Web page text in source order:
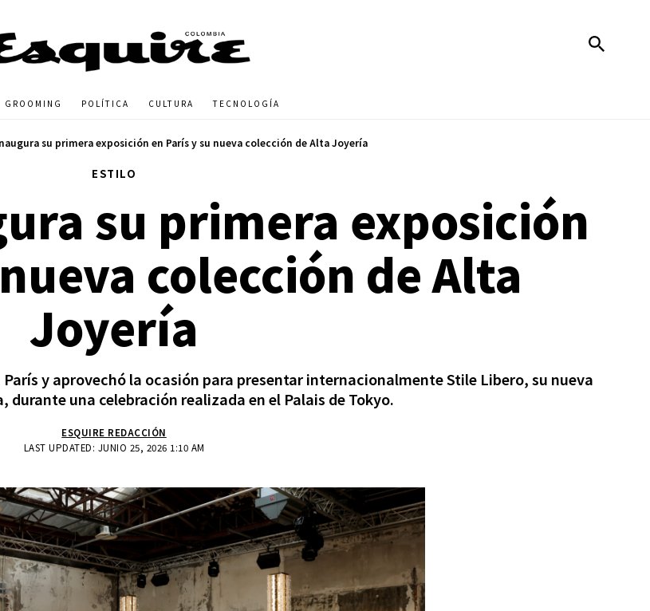
GROOMING POLÍTICA CULTURA TECNOLOGÍA
su primera exposición en París y su nueva colección de Alta Joyería
ESTILO
su primera exposición
colección de Alta
Joyería
y aprovechó la ocasión para presentar internacionalmente Stile Libero, su nueva
durante una celebración realizada en el Palais de Tokyo.
LAST UPDATED: JUNIO 25, 2026 1:10 AM
ESQUIRE REDACCIÓN